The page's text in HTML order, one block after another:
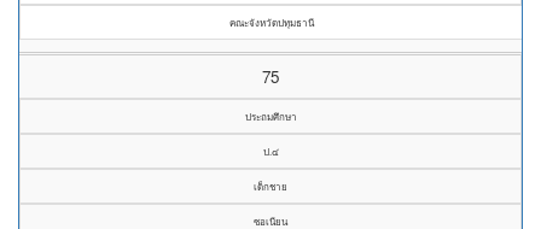
คณะจังหวัดปทุมธานี
75
ประถมศึกษา
ป.๔
เด็กชาย
ซอเนียน